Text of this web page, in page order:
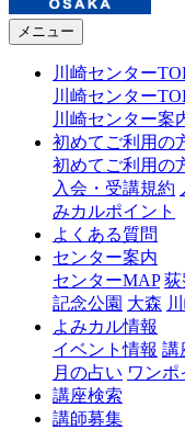
メニュー
川崎センター
川崎センター
川崎センター案
初めてご利用の
初めてご利用の
入会・受講規約
みカルポイント
よくある質問
センター案内
センターMAP 荻
記念公園 大森
よみカル情報
イベント情報 講
月の占い ワンポ
講座検索
講師募集